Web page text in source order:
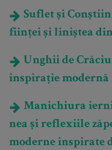
Suflet și
ființei și liniștea
Unghii de
inspirație modernă
Manichiura
nea și reflexiile
moderne inspirate